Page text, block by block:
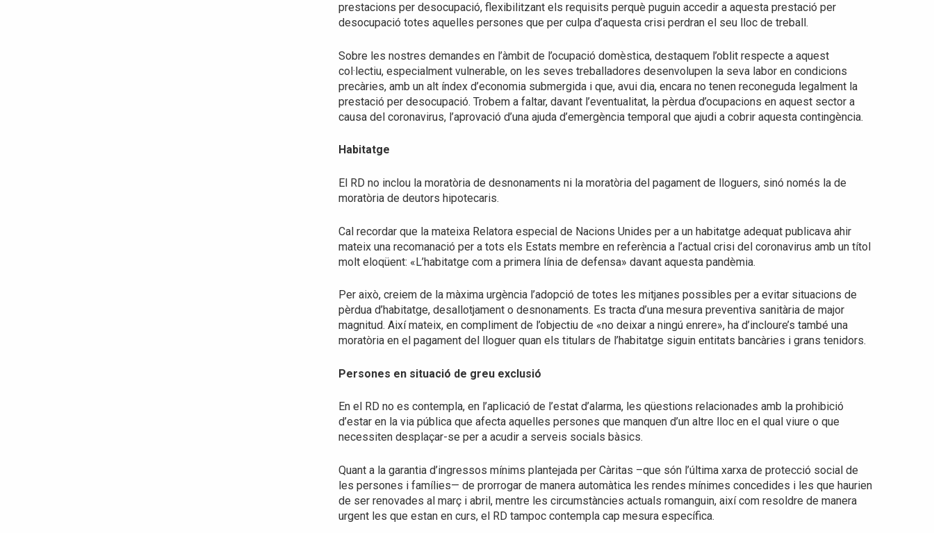
prestacions per desocupació, flexibilitzant els requisits perquè puguin accedir a aquesta prestació per
desocupació totes aquelles persones que per culpa d’aquesta crisi perdran el seu lloc de treball.
Sobre les nostres demandes en l’àmbit de l’ocupació domèstica, destaquem l’oblit respecte a aquest
col·lectiu, especialment vulnerable, on les seves treballadores desenvolupen la seva labor en condicions
precàries, amb un alt índex d’economia submergida i que, avui dia, encara no tenen reconeguda legalment la
prestació per desocupació. Trobem a faltar, davant l’eventualitat, la pèrdua d’ocupacions en aquest sector a
causa del coronavirus, l’aprovació d’una ajuda d’emergència temporal que ajudi a cobrir aquesta contingència.
Habitatge
El RD no inclou la moratòria de desnonaments ni la moratòria del pagament de lloguers, sinó només la de
moratòria de deutors hipotecaris.
Cal recordar que la mateixa Relatora especial de Nacions Unides per a un habitatge adequat publicava ahir
mateix una recomanació per a tots els Estats membre en referència a l’actual crisi del coronavirus amb un títol
molt eloqüent: «L’habitatge com a primera línia de defensa» davant aquesta pandèmia.
Per això, creiem de la màxima urgència l’adopció de totes les mitjanes possibles per a evitar situacions de
pèrdua d’habitatge, desallotjament o desnonaments. Es tracta d’una mesura preventiva sanitària de major
magnitud. Així mateix, en compliment de l’objectiu de «no deixar a ningú enrere», ha d’incloure’s també una
moratòria en el pagament del lloguer quan els titulars de l’habitatge siguin entitats bancàries i grans tenidors.
Persones en situació de greu exclusió
En el RD no es contempla, en l’aplicació de l’estat d’alarma, les qüestions relacionades amb la prohibició
d’estar en la via pública que afecta aquelles persones que manquen d’un altre lloc en el qual viure o que
necessiten desplaçar-se per a acudir a serveis socials bàsics.
Quant a la garantia d’ingressos mínims plantejada per Càritas –que són l’última xarxa de protecció social de
les persones i famílies— de prorrogar de manera automàtica les rendes mínimes concedides i les que haurien
de ser renovades al març i abril, mentre les circumstàncies actuals romanguin, així com resoldre de manera
urgent les que estan en curs, el RD tampoc contempla cap mesura específica.